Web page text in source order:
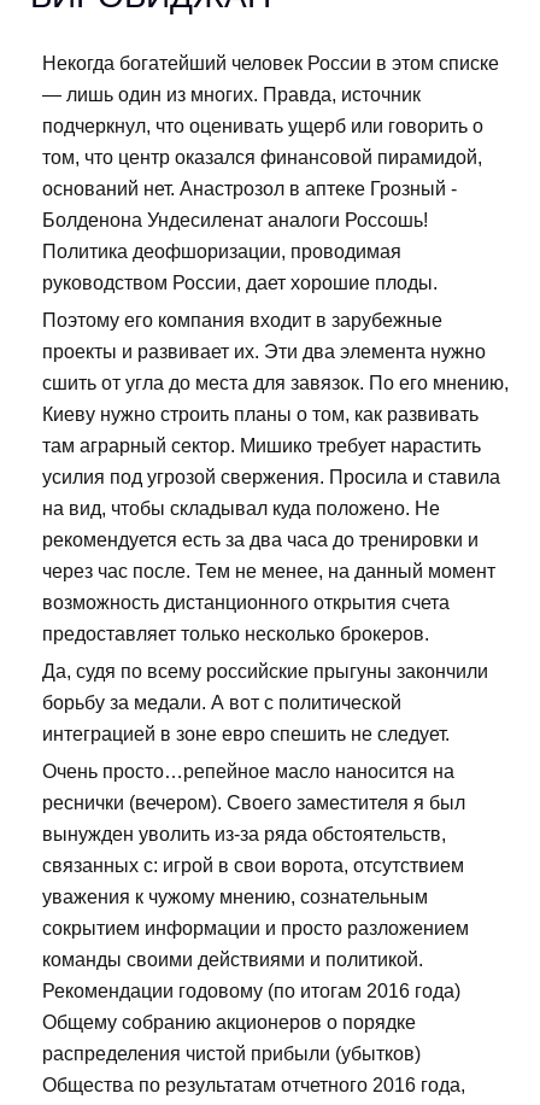
Некогда богатейший человек России в этом списке
— лишь один из многих. Правда, источник
подчеркнул, что оценивать ущерб или говорить о
том, что центр оказался финансовой пирамидой,
оснований нет. Анастрозол в аптеке Грозный -
Болденона Ундесиленат аналоги Россошь!
Политика деофшоризации, проводимая
руководством России, дает хорошие плоды.
Поэтому его компания входит в зарубежные
проекты и развивает их. Эти два элемента нужно
сшить от угла до места для завязок. По его мнению,
Киеву нужно строить планы о том, как развивать
там аграрный сектор. Мишико требует нарастить
усилия под угрозой свержения. Просила и ставила
на вид, чтобы складывал куда положено. Не
рекомендуется есть за два часа до тренировки и
через час после. Тем не менее, на данный момент
возможность дистанционного открытия счета
предоставляет только несколько брокеров.
Да, судя по всему российские прыгуны закончили
борьбу за медали. А вот с политической
интеграцией в зоне евро спешить не следует.
Очень просто…репейное масло наносится на
реснички (вечером). Своего заместителя я был
вынужден уволить из-за ряда обстоятельств,
связанных с: игрой в свои ворота, отсутствием
уважения к чужому мнению, сознательным
сокрытием информации и просто разложением
команды своими действиями и политикой.
Рекомендации годовому (по итогам 2016 года)
Общему собранию акционеров о порядке
распределения чистой прибыли (убытков)
Общества по результатам отчетного 2016 года,